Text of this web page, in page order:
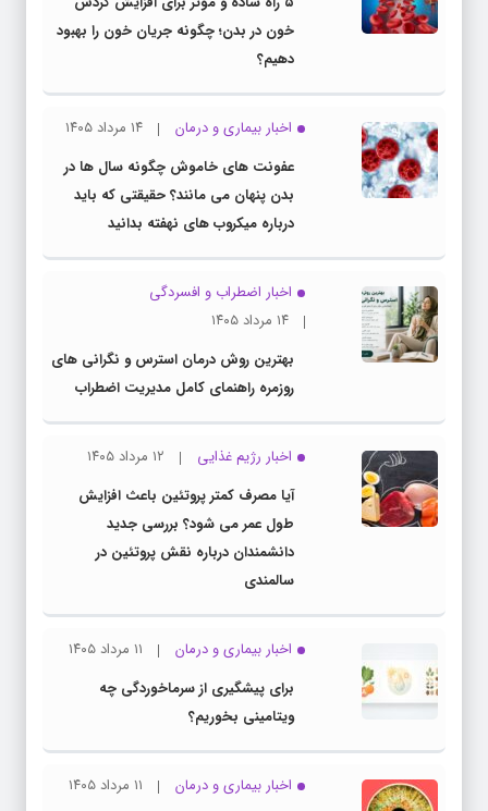
خون در بدن؛ چگونه جریان خون را بهبود
دهیم؟
اخبار بیماری و درمان
۱۴ مرداد ۱۴۰۵
عفونت های خاموش چگونه سال ها در
بدن پنهان می مانند؟ حقیقتی که باید
درباره میکروب های نهفته بدانید
اخبار اضطراب و افسردگی
۱۴ مرداد ۱۴۰۵
بهترین روش درمان استرس و نگرانی های
روزمره راهنمای کامل مدیریت اضطراب
اخبار رژیم غذایی
۱۲ مرداد ۱۴۰۵
آیا مصرف کمتر پروتئین باعث افزایش
طول عمر می شود؟ بررسی جدید
دانشمندان درباره نقش پروتئین در
سالمندی
اخبار بیماری و درمان
۱۱ مرداد ۱۴۰۵
برای پیشگیری از سرماخوردگی چه
ویتامینی بخوریم؟
اخبار بیماری و درمان
۱۱ مرداد ۱۴۰۵